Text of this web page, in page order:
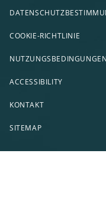
COOKIE-RICHTLINIE
NUTZUNGSBEDINGUNGEN
ACCESSIBILITY
KONTAKT
SITEMAP